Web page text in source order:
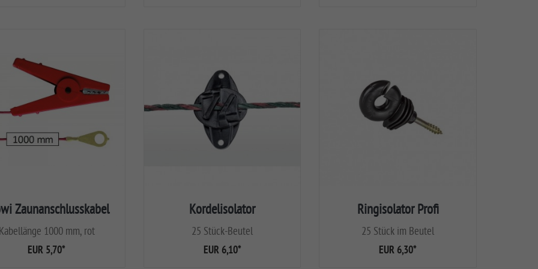
Zaunanschlusskabel
1000 mm, rot
EUR 5,70*
Kordelisolator
25 Stück-Beutel
EUR 6,10*
Ringisolator Profi
25 Stück im Beutel
EUR 6,30*